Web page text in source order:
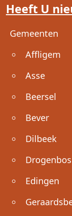
Heeft U
Voet
Gemeenten
Affligem
Asse
Beersel
Bever
Dilbeek
Drogenbos
Edingen